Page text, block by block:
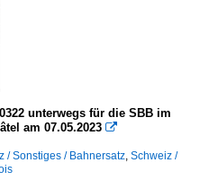
unterwegs für die SBB im
am 07.05.2023 
/ Sonstiges / Bahnersatz Schweiz /